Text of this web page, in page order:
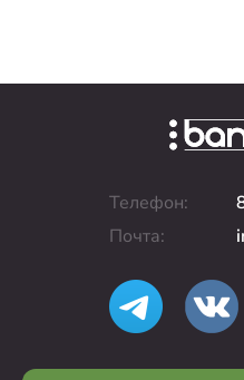
Телефон:
Почта: